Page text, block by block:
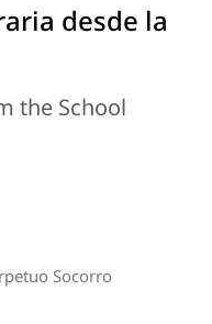
desde la
the School
Socorro